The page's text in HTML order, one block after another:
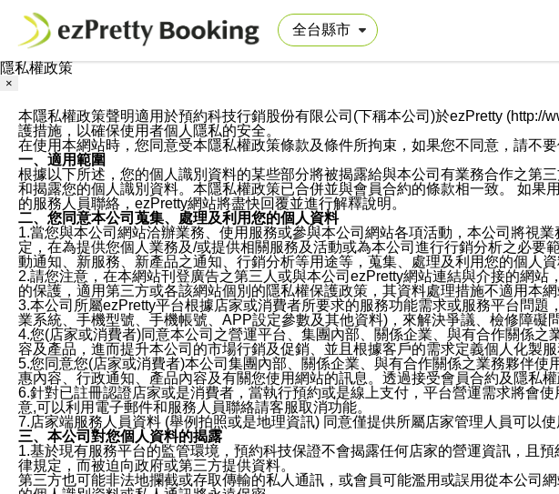
隱私權政策
×
本隱私權政策聲明適用於預約科技行銷股份有限公司(下稱本公司)於ezPretty
護措施，以確保使用者個人隱私的安全。
在使用本網站時，您同意受本隱私權政策條款及條件所拘束，如果您不同意，請不
一、適用範圍
根據以下所述，您的個人識別資料的某些部分將被揭露給與本公司有業務合作之第
和揭露您的個人識別資料。本隱私權政策已合併並與會員合約的條款相一致。 如
的服務人員聯絡，ezPretty網站將盡快回覆並進行解釋說明。
二、您同意本公司蒐集、處理及利用您的個人資料
1.當您與本公司網站洽辦業務、使用服務或參與本公司網站各項活動，本公司將視
定，在為提供您個人業務及/或提供相關服務及活動或為本公司進行行銷分析之必
動通知、新服務、新產品之通知、行銷分析等用途等，蒐集、處理及利用您的個人資
2.請您注意，在本網站刊登廣告之第三人或與本公司ezPretty網站連結與介接的網
的保護，適用第三方或各該網站個別的隱私權保護政策，其資料處理措施不適用本
3.本公司所屬ezPretty平台根據店家或消費者所要求的服務功能需求或服務平台問
業系統、手機型號、手機帳號、APP設定參數及其他資料)，來解決爭議、檢修障
4.您(店家或消費者)同意本公司之營運平台、集團內部、關係企業、與有合作關係
容及產品，進而提升本公司的市場行銷及促銷、並且根據客戶的需求定義個人化製
5.您同意您(店家或消費者)本公司集團內部、關係企業、與有合作關係之業務夥伴
惠內容、行政通知、產品內容及有關您使用網站的訊息。透過接受會員合約及隱私
6.針對已註冊認證店家或是消費者，當執行預約或是線上支付，平台營運需求將會
意,可以利用電子郵件和服務人員聯絡請客服取消功能。
7.店家端服務人員資料 (舉例拍照或是地理資訊) 同意僅提供所屬店家管理人員可以
三、本公司對您個人資料的揭露
1.基於現有服務平台的監管環境，預約科技保證不會揭露任何店家的營運資訊，且
律規定，而被迫向政府或第三方提供資料。
第三方也可能非法地攔截或存取傳輸的私人通訊，或會員可能濫用或誤用從本公司